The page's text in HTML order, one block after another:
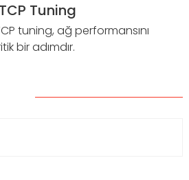
Tuning
tuning, ağ performansını
bir adımdır.